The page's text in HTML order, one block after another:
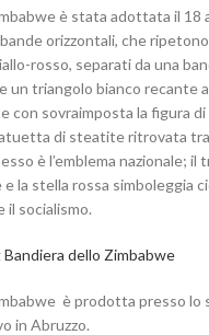
è stata adottata il 18
orizzontali, che
rosso, separati da una
un triangolo bianco recante
con sovraimposta la figura di
di steatite ritrovata tra
è l’emblema nazionale; il
la stella rossa simboleggia
il socialismo.
Bandiera dello Zimbabwe
è prodotta presso lo
in Abruzzo.